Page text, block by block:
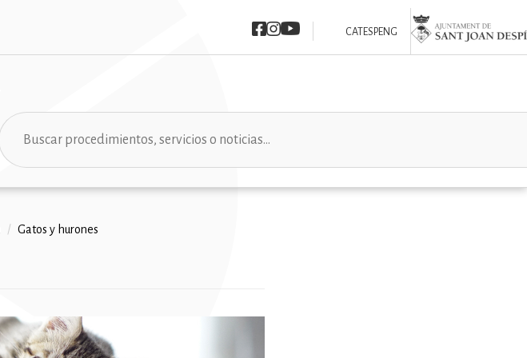
Imatge
Imatge
Imatge CAT ESPENG
Imatge
Buscar
/ Gatos y hurones